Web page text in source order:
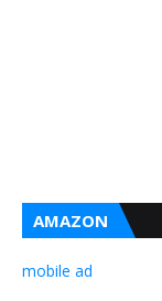
AMAZON
mobile ad